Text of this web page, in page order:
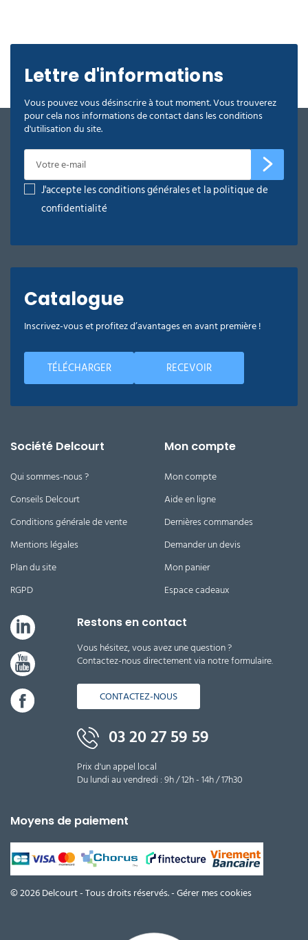
Lettre d'informations
Vous pouvez vous désinscrire à tout moment. Vous trouverez
pour cela nos informations de contact dans les conditions
d'utilisation du site.
J'accepte les conditions générales et la politique de
confidentialité
Catalogue
Inscrivez-vous et profitez d’avantages en avant première !
TÉLÉCHARGER RECEVOIR
Société Delcourt
Qui sommes-nous ?
Conseils Delcourt
Conditions générale de vente
Mentions légales
Plan du site
RGPD
Mon compte
Mon compte
Aide en ligne
Dernières commandes
Demander un devis
Mon panier
Espace cadeaux
Restons en contact
Vous hésitez, vous avez une question ?
Contactez-nous directement via notre formulaire.
CONTACTEZ-NOUS
03 20 27 59 59
Prix d'un appel local
Du lundi au vendredi : 9h / 12h - 14h / 17h30
Moyens de paiement
© 2026 Delcourt - Tous droits réservés. -Gérer mes cookies